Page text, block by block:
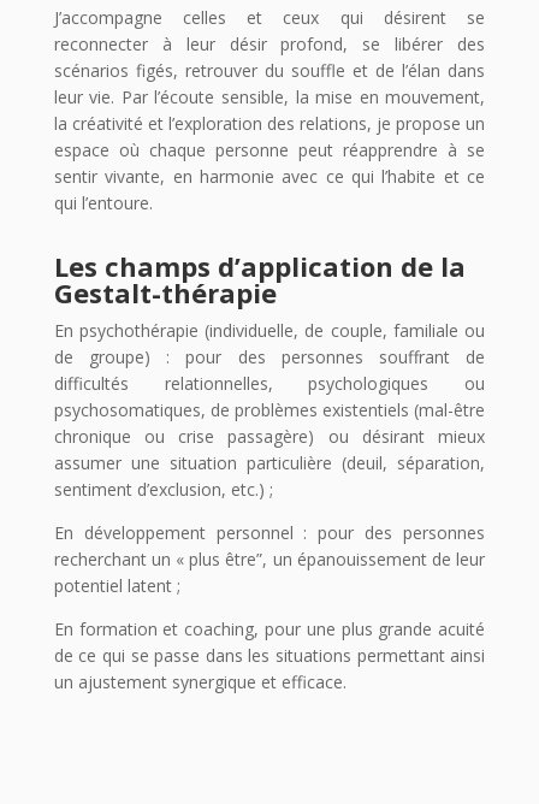
J’accompagne celles et ceux qui désirent se
reconnecter à leur désir profond, se libérer des
scénarios figés, retrouver du souffle et de l’élan dans
leur vie. Par l’écoute sensible, la mise en mouvement,
la créativité et l’exploration des relations, je propose un
espace où chaque personne peut réapprendre à se
sentir vivante, en harmonie avec ce qui l’habite et ce
qui l’entoure.
Les champs d’application de la
Gestalt-thérapie
En psychothérapie (individuelle, de couple, familiale ou
de groupe) : pour des personnes souffrant de
difficultés relationnelles, psychologiques ou
psychosomatiques, de problèmes existentiels (mal-être
chronique ou crise passagère) ou désirant mieux
assumer une situation particulière (deuil, séparation,
sentiment d’exclusion, etc.) ;
En développement personnel : pour des personnes
recherchant un « plus être”, un épanouissement de leur
potentiel latent ;
En formation et coaching, pour une plus grande acuité
de ce qui se passe dans les situations permettant ainsi
un ajustement synergique et efficace.